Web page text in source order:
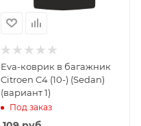
Eva-коврик в багажник
Citroen C4 (10-) (Sedan)
(вариант 1)
Под заказ